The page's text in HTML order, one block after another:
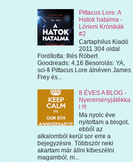
Pittacus Lore: A
Hatok hatalma -
Lórieni Krónikák
#2
Cartaphilus Kiadó
2011 304 oldal
Fordította: Illés Róbert
Goodreads: 4,16 Besorolás: YA,
sci-fi Pittacus Lore álnéven James
Frey és...
8 ÉVES A BLOG -
Nyereményjátékka
l !!!
Ma nyolc éve
nyitottam a blogot,
ebből az
alkalomból kerül sor erre a
bejegyzésre. Többször neki
akartam már állni kibeszélni
magamból, m...